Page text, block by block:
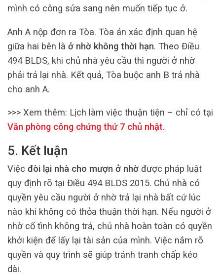
mình có công sửa sang nên muốn tiếp tục ở.
Anh A nộp đơn ra Tòa. Tòa án xác định quan hệ
giữa hai bên là ở nhờ không thời hạn. Theo Điều
494 BLDS, khi chủ nhà yêu cầu thì người ở nhờ
phải trả lại nhà. Kết quả, Tòa buộc anh B trả nhà
cho anh A.
>>> Xem thêm: Lịch làm việc thuận tiện – chỉ có tại
Văn phòng công chứng thứ 7 chủ nhật.
5. Kết luận
Việc đòi lại nhà cho mượn ở nhờ được pháp luật
quy định rõ tại Điều 494 BLDS 2015. Chủ nhà có
quyền yêu cầu người ở nhờ trả lại nhà bất cứ lúc
nào khi không có thỏa thuận thời hạn. Nếu người ở
nhờ cố tình không trả, chủ nhà hoàn toàn có quyền
khởi kiện để lấy lại tài sản của mình. Việc nắm rõ
quyền và quy trình sẽ giúp tránh tranh chấp kéo
dài.